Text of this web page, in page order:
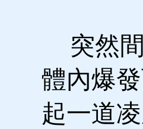
突然間
體內爆
起一道